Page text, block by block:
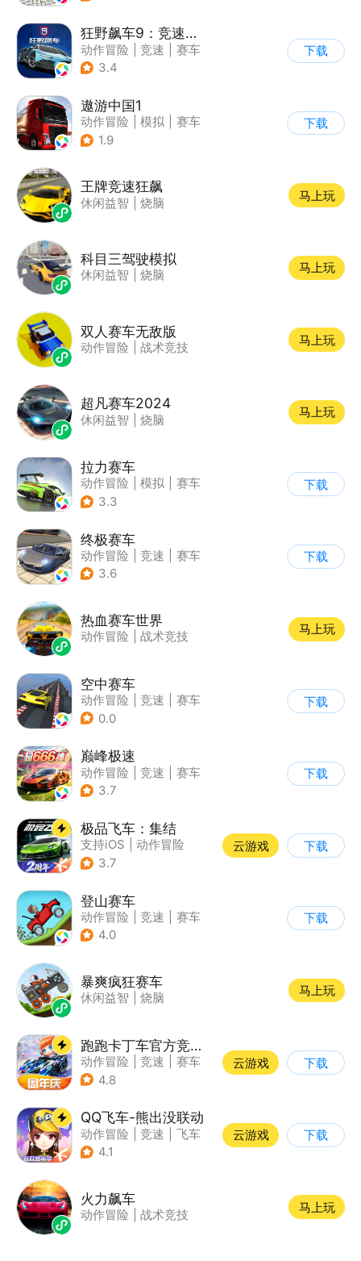
狂野飙车9：竞速传奇
动作冒险 竞速
赛车
| 狂野飙车
3.4
下载
遨游中国1
动作冒险 模拟
赛车
| 写实
1.9
下载
王牌竞速狂飙
休闲益智 烧脑
马上玩
科目三驾驶模拟
休闲益智 烧脑
马上玩
双人赛车无敌版
动作冒险 战术竞技
马上玩
超凡赛车2024
休闲益智 烧脑
马上玩
拉力赛车
动作冒险 模拟
赛车
| 漂移
3.3
下载
终极赛车
动作冒险 竞速
赛车
3.6
下载
热血赛车世界
动作冒险 战术竞技
马上玩
空中赛车
动作冒险 竞速
赛车
| 卡通
0.0
下载
巅峰极速
动作冒险 竞速
赛车
| 漂移
3.7
下载
极品飞车：集结
支持iOS
动作冒险
| 竞速
3.7
云游戏 下载
登山赛车
动作冒险 竞速
赛车
| 卡通
4.0
下载
暴爽疯狂赛车
休闲益智 烧脑
马上玩
跑跑卡丁车官方竞速版
动作冒险 竞速
赛车
| 跑跑卡丁车
4.8
云游戏 下载
QQ飞车-熊出没联动
动作冒险 竞速
飞车
| 漂移
4.1
云游戏 下载
火力飙车
动作冒险 战术竞技
马上玩